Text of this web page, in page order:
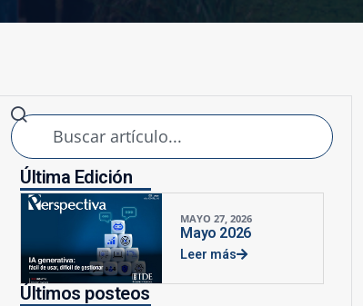
Última Edición
MAYO 27, 2026
Mayo 2026
Leer más
Últimos posteos